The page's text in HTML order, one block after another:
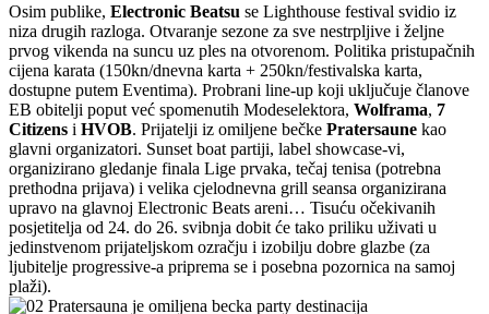
Osim publike, Electronic Beatsu se Lighthouse festival svidio iz
niza drugih razloga. Otvaranje sezone za sve nestrpljive i željne
prvog vikenda na suncu uz ples na otvorenom. Politika pristupačnih
cijena karata (150kn/dnevna karta + 250kn/festivalska karta,
dostupne putem Eventima). Probrani line-up koji uključuje članove
EB obitelji poput već spomenutih Modeselektora, Wolframa, 7
Citizens i HVOB. Prijatelji iz omiljene bečke Pratersaune kao
glavni organizatori. Sunset boat partiji, label showcase-vi,
organizirano gledanje finala Lige prvaka, tečaj tenisa (potrebna
prethodna prijava) i velika cjelodnevna grill seansa organizirana
upravo na glavnoj Electronic Beats areni… Tisuću očekivanih
posjetitelja od 24. do 26. svibnja dobit će tako priliku uživati u
jedinstvenom prijateljskom ozračju i izobilju dobre glazbe (za
ljubitelje progressive-a priprema se i posebna pozornica na samoj
plaži).